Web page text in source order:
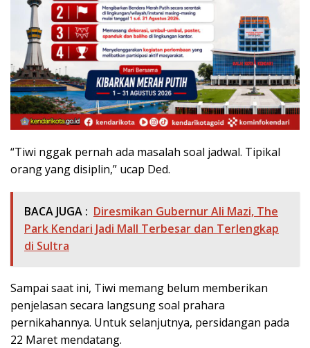
“Tiwi nggak pernah ada masalah soal jadwal. Tipikal
orang yang disiplin,” ucap Ded.
BACA JUGA : Diresmikan Gubernur Ali Mazi, The
Park Kendari Jadi Mall Terbesar dan Terlengkap
di Sultra
Sampai saat ini, Tiwi memang belum memberikan
penjelasan secara langsung soal prahara
pernikahannya. Untuk selanjutnya, persidangan pada
22 Maret mendatang.